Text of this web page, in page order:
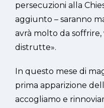
persecuzioni alla
aggiunto – saranno
avrà molto da soffrire,
distrutte».
In questo mese di
prima apparizione
accogliamo e